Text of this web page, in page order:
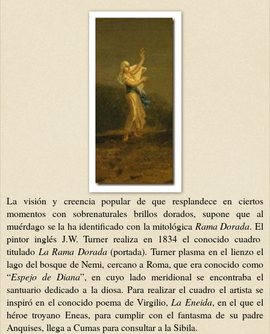
La visión y creencia popular de que resplandece en ciertos
momentos con sobrenaturales brillos dorados, supone que al
muérdago se la ha identificado con la mitológica Rama Dorada. El
pintor inglés J.W. Turner realiza en 1834 el conocido cuadro
titulado La Rama Dorada (portada). Turner plasma en el lienzo el
lago del bosque de Nemi, cercano a Roma, que era conocido como
“Espejo de Diana”, en cuyo lado meridional se encontraba el
santuario dedicado a la diosa. Para realizar el cuadro el artista se
inspiró en el conocido poema de Virgilio, La Eneida, en el que el
héroe troyano Eneas, para cumplir con el fantasma de su padre
Anquises, llega a Cumas para consultar a la Sibila.